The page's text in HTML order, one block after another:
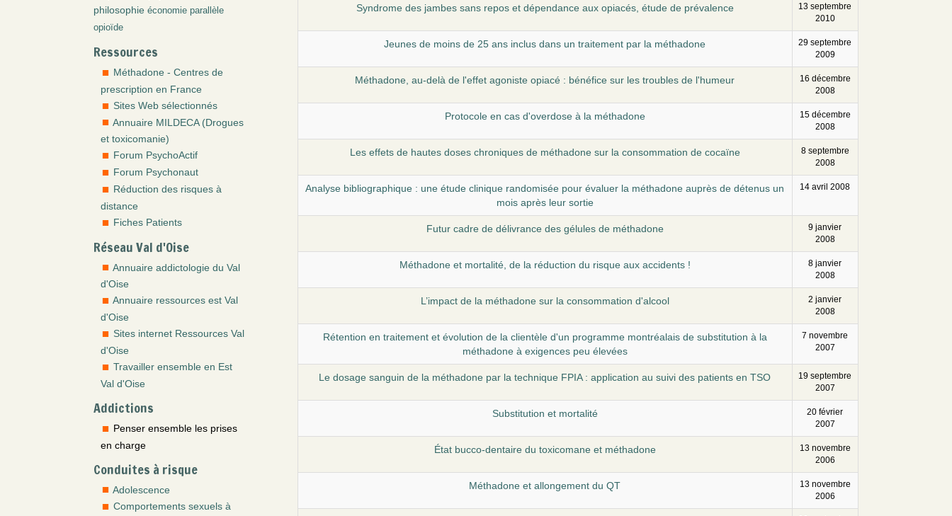
philosophie économie parallèle
opioïde
Ressources
Méthadone - Centres de
prescription en France
Sites Web sélectionnés
Annuaire MILDECA (Drogues
et toxicomanie)
Forum PsychoActif
Forum Psychonaut
Réduction des risques à
distance
Fiches Patients
Réseau Val d'Oise
Annuaire addictologie du Val
d'Oise
Annuaire ressources est Val
d'Oise
Sites internet Ressources Val
d'Oise
Travailler ensemble en Est
Val d'Oise
Addictions
Penser ensemble les prises
en charge
Conduites à risque
Adolescence
Comportements sexuels à
Syndrome des jambes sans repos et dépendance aux opiacés, étude de prévalence
13 septembre
2010
Jeunes de moins de 25 ans inclus dans un traitement par la méthadone
29 septembre
2009
Méthadone, au-delà de l'effet agoniste opiacé : bénéfice sur les troubles de l'humeur
16 décembre
2008
Protocole en cas d'overdose à la méthadone
15 décembre
2008
Les effets de hautes doses chroniques de méthadone sur la consommation de cocaïne
8 septembre
2008
Analyse bibliographique : une étude clinique randomisée pour évaluer la méthadone auprès de détenus un
mois après leur sortie
14 avril 2008
Futur cadre de délivrance des gélules de méthadone
9 janvier
2008
Méthadone et mortalité, de la réduction du risque aux accidents !
8 janvier
2008
L’impact de la méthadone sur la consommation d'alcool
2 janvier
2008
Rétention en traitement et évolution de la clientèle d'un programme montréalais de substitution à la
méthadone à exigences peu élevées
7 novembre
2007
Le dosage sanguin de la méthadone par la technique FPIA : application au suivi des patients en TSO
19 septembre
2007
Substitution et mortalité
20 février
2007
État bucco-dentaire du toxicomane et méthadone
13 novembre
2006
Méthadone et allongement du QT
13 novembre
2006